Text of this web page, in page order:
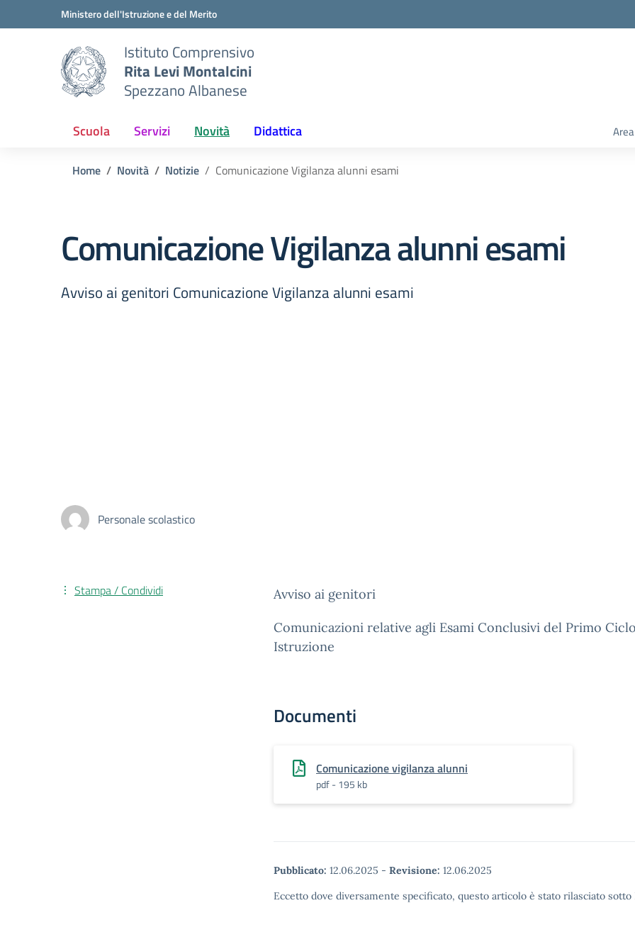
Vai ai contenuti
Vai al menu di navigazioneMinistero dell'Istruzione e del Merito
Istituto Comprensivo
Rita Levi Montalcini
Spezzano Albanese
Scuola Servizi Novità Didattica
Home Novità Notizie Comunicazione Vigilanza alunni esami
Comunicazione Vigilanza alunni esami
Avviso ai genitori Comunicazione Vigilanza alunni esami
Personale scolastico
Avviso ai genitori
Comunicazioni relative agli Esami Conclusivi del Primo
Istruzione
Documenti
Comunicazione vigilanza alunni
pdf - 195 kb
Pubblicato: 12.06.2025 - Revisione: 12.06.2025
Eccetto dove diversamente specificato, questo articolo è stato rilasciato
Stampa / Condividi